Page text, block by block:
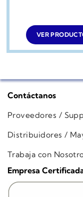
VER
Contáctanos
Proveedores /
Distribuidores /
Trabaja con
Empresa